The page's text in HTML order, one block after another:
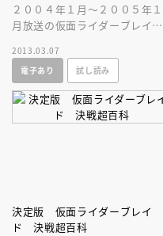
２００４年１月～２００５年１
月放送の仮面ライダーブレイド
2013.03.07
電子あり
試し読み
決定版 仮面ライダーブレイ
ド 決戦超百科